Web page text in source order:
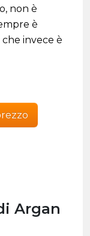
non è
è
invece è
Argan